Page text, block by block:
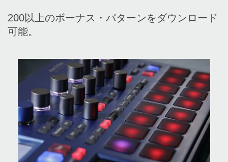
200以上のボーナス・パターンをダウンロード
可能。